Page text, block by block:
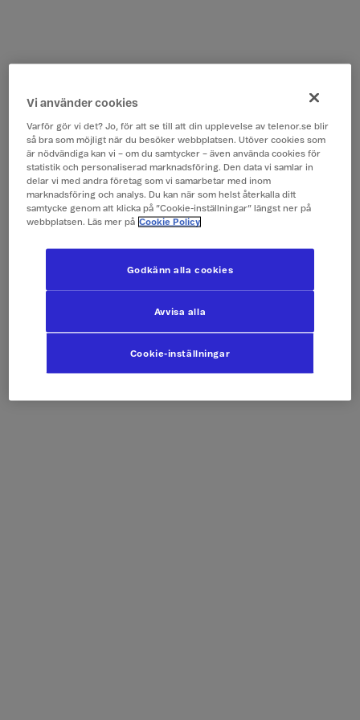
Vi använder cookies
Varför gör vi det? Jo, för att se till att din upplevelse av telenor.se blir
så bra som möjligt när du besöker webbplatsen. Utöver cookies som
är nödvändiga kan vi – om du samtycker – även använda cookies för
statistik och personaliserad marknadsföring. Den data vi samlar in
delar vi med andra företag som vi samarbetar med inom
marknadsföring och analys. Du kan när som helst återkalla ditt
samtycke genom att klicka på ”Cookie-inställningar” längst ner på
webbplatsen. Läs mer på Cookie Policy
Cookie-inställningar
Avvisa alla
Godkänn alla cookies